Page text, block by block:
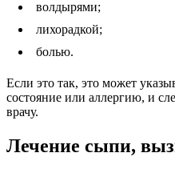
волдырями;
лихорадкой;
болью.
Если это так, это может
состояние или аллергию, и
врачу.
Лечение сыпи,